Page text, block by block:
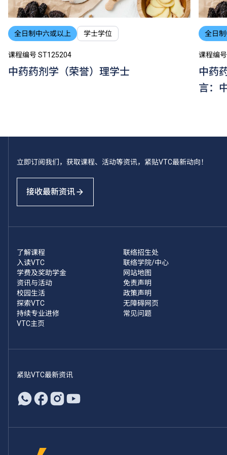
全日制中六或以上 学士学位
课程编号 ST125204
中药药剂学（荣誉）理学士
全日
课程编
中药
言：
立即订阅我们，获取课程、活动等资讯，紧贴VTC最新动向！
接收最新资讯
了解课程
入读VTC
学费及奖助学金
资讯与活动
校园生活
探索VTC
持续专业进修
VTC主页
联络招生处
联络学院/中心
网站地图
免责声明
政策声明
无障碍网页
常见问题
紧贴VTC最新资讯